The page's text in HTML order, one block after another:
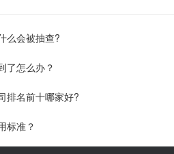
么会被抽查?
了怎么办？
排名前十哪家好?
标准？